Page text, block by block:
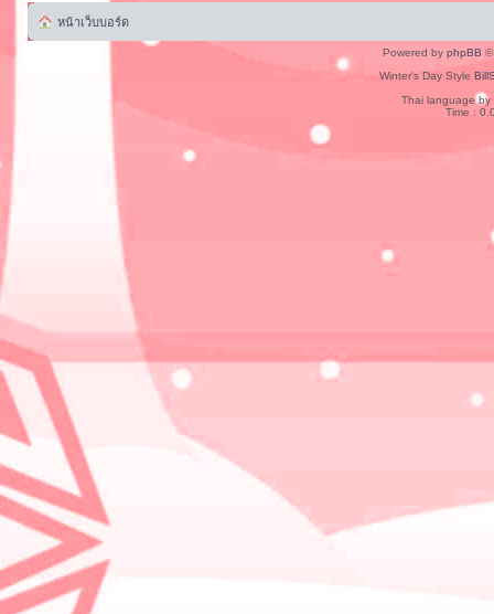
หน้าเว็บบอร์ด
Powered by phpBB ©
Winter's Day Style
Thai language by
Time :